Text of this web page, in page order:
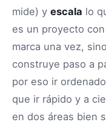
mide) y escala lo
es un proyecto
marca una vez,
construye paso a
por eso ir
que ir rápido y a
en dos áreas bien